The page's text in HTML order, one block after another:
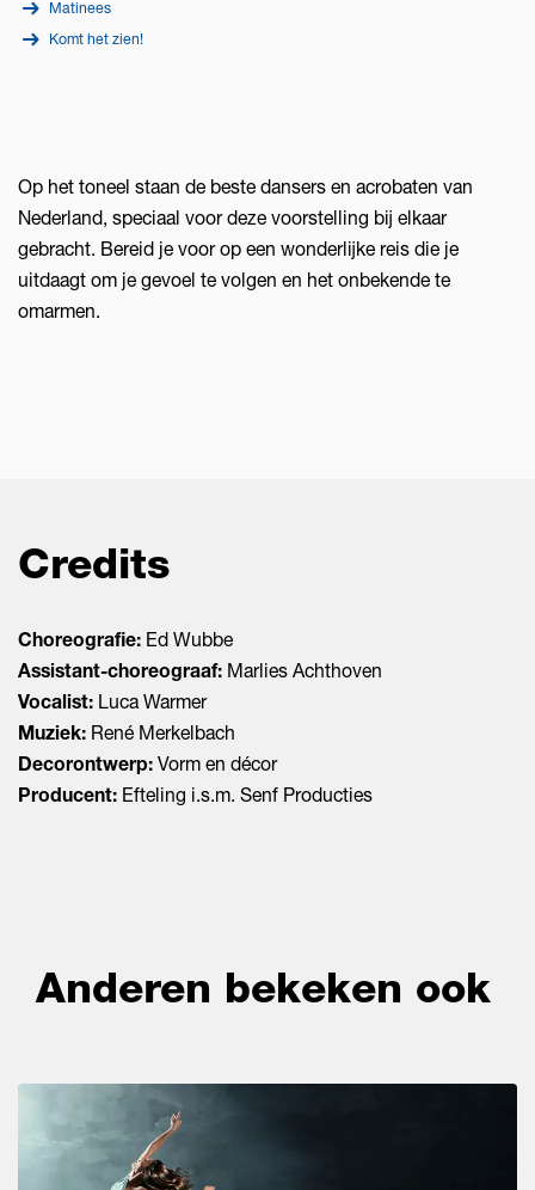
Matinees
Komt het zien!
Op het toneel staan de beste dansers en acrobaten van
Nederland, speciaal voor deze voorstelling bij elkaar
gebracht. Bereid je voor op een wonderlijke reis die je
uitdaagt om je gevoel te volgen en het onbekende te
omarmen.
Credits
Choreografie: Ed Wubbe
Assistant-choreograaf: Marlies Achthoven
Vocalist: Luca Warmer
Muziek: René Merkelbach
Decorontwerp: Vorm en décor
Producent: Efteling i.s.m. Senf Producties
Anderen bekeken ook